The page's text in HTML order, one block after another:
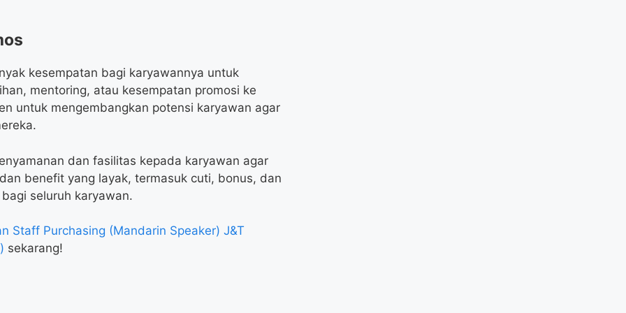
kesempatan bagi karyawannya untuk
mentoring, atau kesempatan promosi ke
untuk mengembangkan potensi karyawan agar
dan fasilitas kepada karyawan agar
benefit yang layak, termasuk cuti, bonus, dan
seluruh karyawan.
Staff Purchasing (Mandarin Speaker) J&T
sekarang!